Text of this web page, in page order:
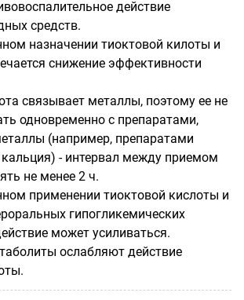
действие
средств.
назначении тиоктовой килоты и
снижение эффективности
связывает металлы, поэтому ее не
одновременно с препаратами,
(например, препаратами
- интервал между приемом
не менее 2 ч.
применении тиоктовой кислоты и
гипогликемических
может усиливаться.
ослабляют действие